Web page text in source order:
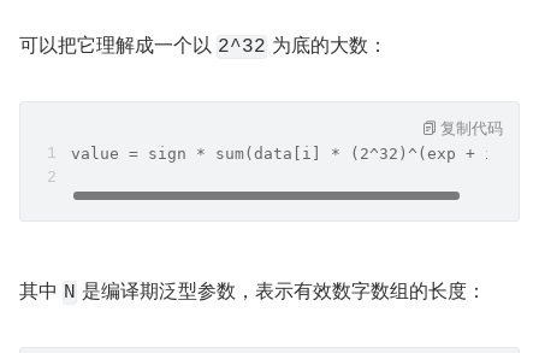
可以把它理解成一个以 2^32 为底的大数：
value = sign * sum(data[i] * (2^32)^(exp + i))
复制代码
其中 N 是编译期泛型参数，表示有效数字数组的长度：